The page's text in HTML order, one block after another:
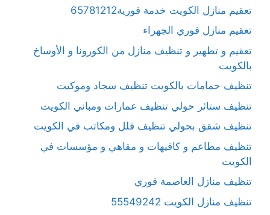
تعقيم منازل الكويت خدمة فورية65781212
تعقيم منازل فوري الجهراء
تعقيم و تطهير و تنظيف منازل من الكورونا و الأوساخ
بالكويت
تنظيف حمامات بالكويت تنظيف سجاد وموكيت
تنظيف ستائر حولي تنظيف عمارات ومباني الكويت
تنظيف شقق بحولي تنظيف فلل ومكاتب في الكويت
تنظيف مطاعم و كافيهات و مقاهي و مؤسسات في
الكويت
تنظيف منازل العاصمة فوري
تنظيف منازل الكويت 55549242